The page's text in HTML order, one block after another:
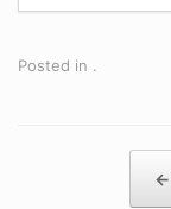
Posted in .
←